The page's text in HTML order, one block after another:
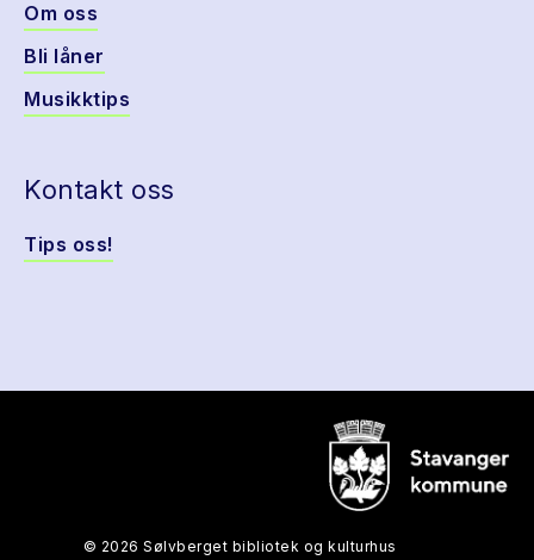
Om oss
Bli låner
Musikktips
Kontakt oss
Tips oss!
© 2026 Sølvberget bibliotek og kulturhus